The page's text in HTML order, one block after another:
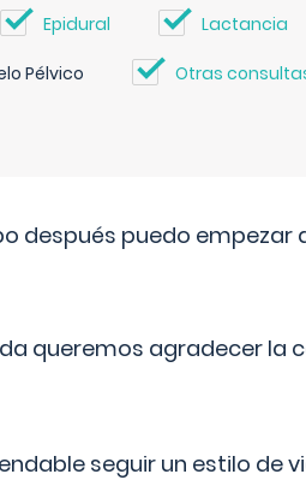
Epidural Lactancia
Pélvico Otras
después puedo empezar
queremos agradecer la
seguir un estilo de